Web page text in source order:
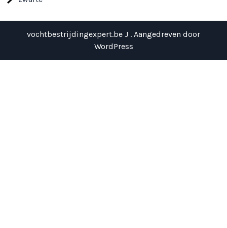
vochtbestrijdingexpert.be J . Aangedreven door
WordPress